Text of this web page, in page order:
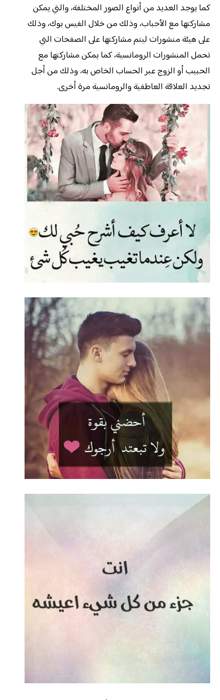
كما يوجد العديد من أنواع الصور المختلفة، والتي يمكن
مشاركتها مع الأحباب، وذلك من خلال الفيس بوك، وذلك
على هيئة منشورات ليتم مشاركتها على الصفحات التي
تحمل المنشورات الرومانسية، كما يمكن مشاركتها مع
الحبيب أو الزوج عبر الحساب الخاص به، وذلك من أجل
تجديد العلاقة العاطفية والرومانسية مرة أخرى.